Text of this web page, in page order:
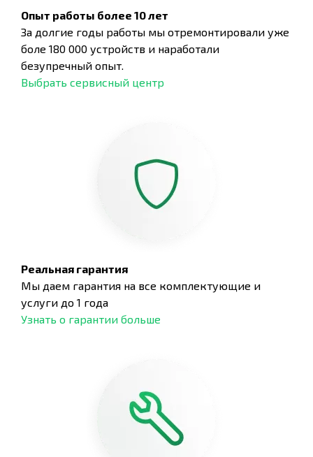
Опыт работы более 10 лет
За долгие годы работы мы отремонтировали уже
боле 180 000 устройств и наработали
безупречный опыт.
Выбрать сервисный центр
Реальная гарантия
Мы даем гарантия на все комплектующие и
услуги до 1 года
Узнать о гарантии больше